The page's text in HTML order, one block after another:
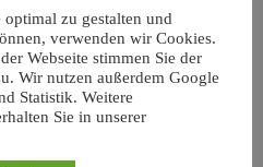
optimal zu gestalten und
verwenden wir Cookies.
Webseite stimmen Sie der
Wir nutzen außerdem Google
Statistik. Weitere
Sie in unserer